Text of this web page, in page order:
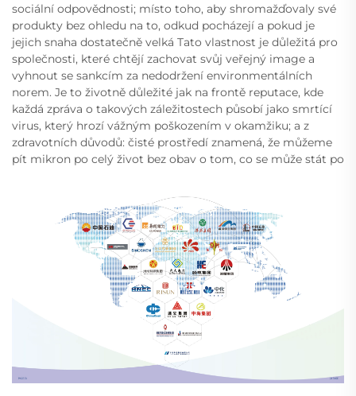
sociální odpovědnosti; místo toho, aby shromažďovaly své
produkty bez ohledu na to, odkud pocházejí a pokud je
jejich snaha dostatečně velká Tato vlastnost je důležitá pro
společnosti, které chtějí zachovat svůj veřejný image a
vyhnout se sankcím za nedodržení environmentálních
norem. Je to životně důležité jak na frontě reputace, kde
každá zpráva o takových záležitostech působí jako smrtící
virus, který hrozí vážným poškozením v okamžiku; a z
zdravotních důvodů: čisté prostředí znamená, že můžeme
pít mikron po celý život bez obav o tom, co se může stát po